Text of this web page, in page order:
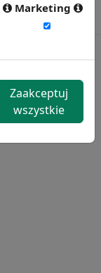
Marketing
Zaakceptuj
wszystkie